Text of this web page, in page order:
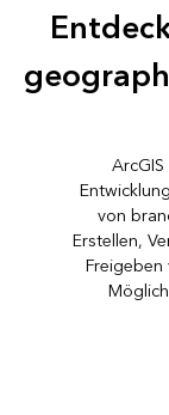
von
Erstellen,